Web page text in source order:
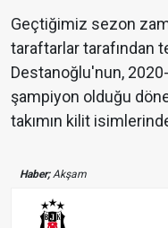
Geçtiğimiz sezon
taraftarlar tarafından
Destanoğlu'nun,
şampiyon olduğu
takımın kilit
Haber;Akşam